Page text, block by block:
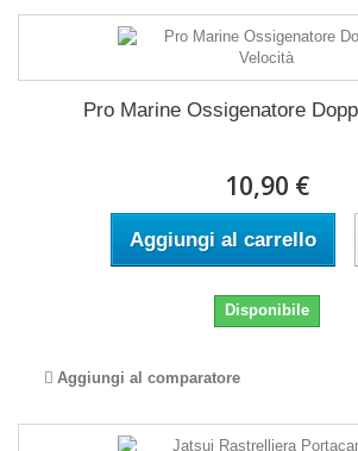
Pro Marine Ossigenatore
10,90 €
Aggiungi al carrello
Disponibile
Aggiungi al comparatore